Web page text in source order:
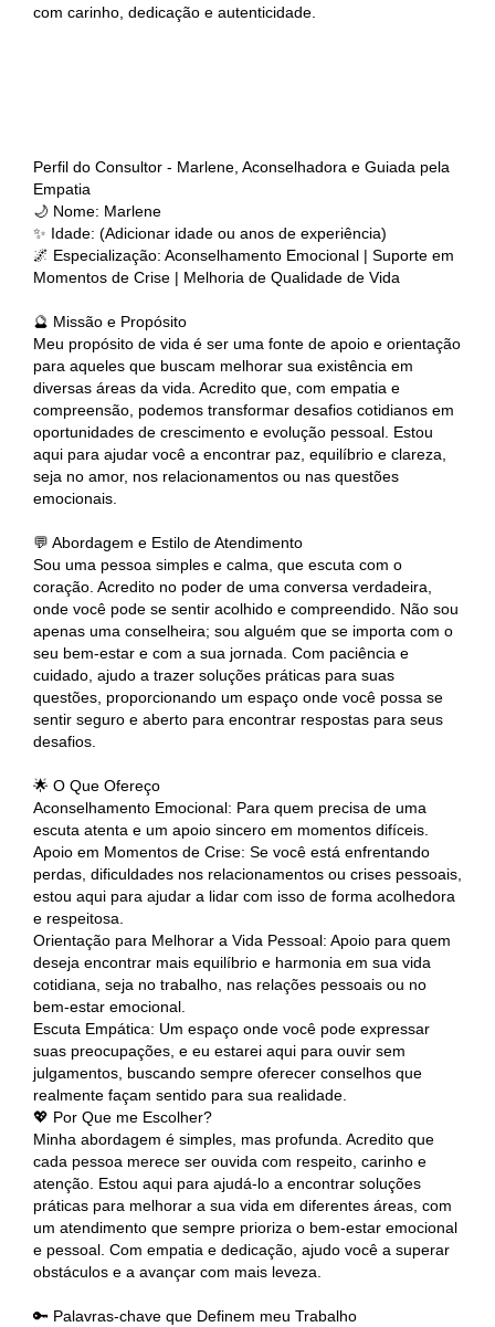
com carinho, dedicação e autenticidade.
Perfil do Consultor - Marlene, Aconselhadora e Guiada pela
Empatia
🌙 Nome: Marlene
✨ Idade: (Adicionar idade ou anos de experiência)
🌌 Especialização: Aconselhamento Emocional | Suporte em
Momentos de Crise | Melhoria de Qualidade de Vida
🔮 Missão e Propósito
Meu propósito de vida é ser uma fonte de apoio e orientação
para aqueles que buscam melhorar sua existência em
diversas áreas da vida. Acredito que, com empatia e
compreensão, podemos transformar desafios cotidianos em
oportunidades de crescimento e evolução pessoal. Estou
aqui para ajudar você a encontrar paz, equilíbrio e clareza,
seja no amor, nos relacionamentos ou nas questões
emocionais.
💬 Abordagem e Estilo de Atendimento
Sou uma pessoa simples e calma, que escuta com o
coração. Acredito no poder de uma conversa verdadeira,
onde você pode se sentir acolhido e compreendido. Não sou
apenas uma conselheira; sou alguém que se importa com o
seu bem-estar e com a sua jornada. Com paciência e
cuidado, ajudo a trazer soluções práticas para suas
questões, proporcionando um espaço onde você possa se
sentir seguro e aberto para encontrar respostas para seus
desafios.
🌟 O Que Ofereço
Aconselhamento Emocional: Para quem precisa de uma
escuta atenta e um apoio sincero em momentos difíceis.
Apoio em Momentos de Crise: Se você está enfrentando
perdas, dificuldades nos relacionamentos ou crises pessoais,
estou aqui para ajudar a lidar com isso de forma acolhedora
e respeitosa.
Orientação para Melhorar a Vida Pessoal: Apoio para quem
deseja encontrar mais equilíbrio e harmonia em sua vida
cotidiana, seja no trabalho, nas relações pessoais ou no
bem-estar emocional.
Escuta Empática: Um espaço onde você pode expressar
suas preocupações, e eu estarei aqui para ouvir sem
julgamentos, buscando sempre oferecer conselhos que
realmente façam sentido para sua realidade.
💖 Por Que me Escolher?
Minha abordagem é simples, mas profunda. Acredito que
cada pessoa merece ser ouvida com respeito, carinho e
atenção. Estou aqui para ajudá-lo a encontrar soluções
práticas para melhorar a sua vida em diferentes áreas, com
um atendimento que sempre prioriza o bem-estar emocional
e pessoal. Com empatia e dedicação, ajudo você a superar
obstáculos e a avançar com mais leveza.
🔑 Palavras-chave que Definem meu Trabalho